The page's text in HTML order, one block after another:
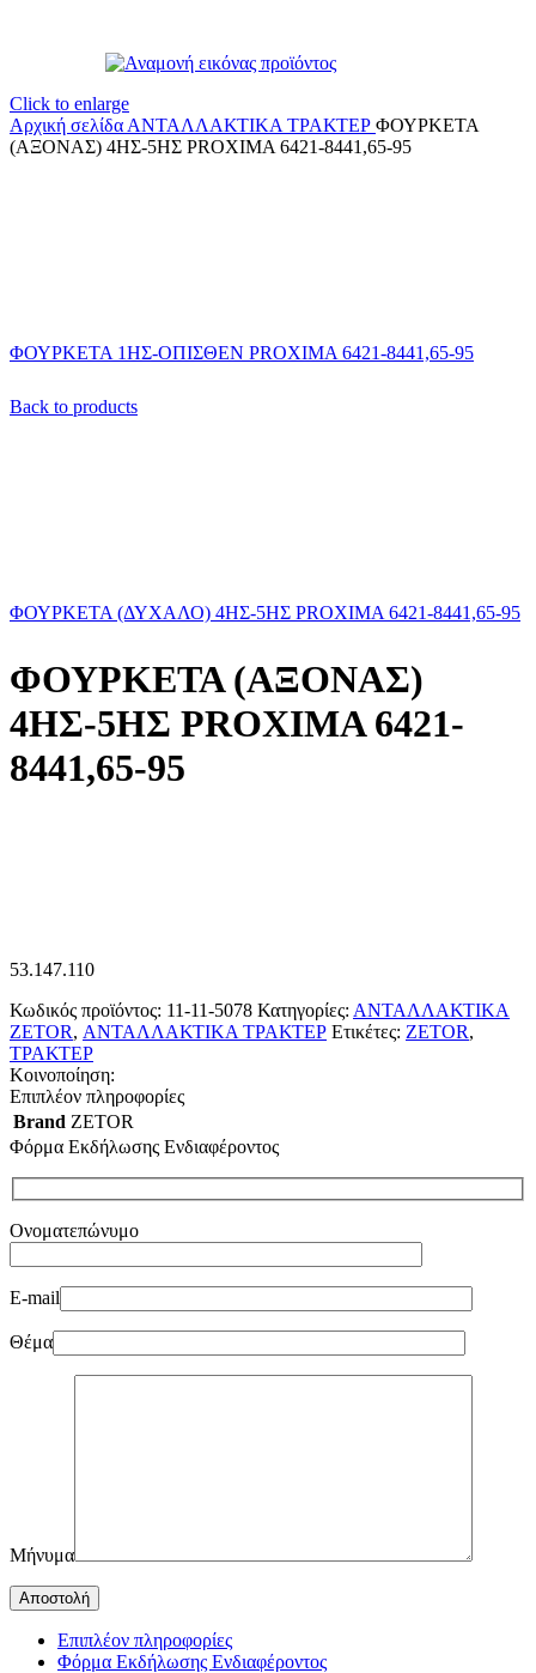
Click to enlarge
Αρχική σελίδα ΑΝΤΑΛΛΑΚΤΙΚΑ ΤΡΑΚΤΕΡ ΦΟΥΡΚΕΤΑ
(ΑΞΟΝΑΣ) 4ΗΣ-5ΗΣ PROXIMA 6421-8441,65-95
ΦΟΥΡΚΕΤΑ 1ΗΣ-ΟΠΙΣΘΕΝ PROXIMA 6421-8441,65-95
Back to products
ΦΟΥΡΚΕΤΑ (ΔΥΧΑΛΟ) 4ΗΣ-5ΗΣ PROXIMA 6421-8441,65-95
ΦΟΥΡΚΕΤΑ (ΑΞΟΝΑΣ)
4ΗΣ-5ΗΣ PROXIMA 6421-
8441,65-95
53.147.110
Κωδικός προϊόντος: 11-11-5078 Κατηγορίες: ΑΝΤΑΛΛΑΚΤΙΚΑ
ZETOR, ΑΝΤΑΛΛΑΚΤΙΚΑ ΤΡΑΚΤΕΡ Ετικέτες: ZETOR,
ΤΡΑΚΤΕΡ
Κοινοποίηση:
Επιπλέον πληροφορίες
Brand ZETOR
Φόρμα Εκδήλωσης Ενδιαφέροντος
Ονοματεπώνυμο
E-mail
Θέμα
Μήνυμα
Επιπλέον πληροφορίες
Φόρμα Εκδήλωσης Ενδιαφέροντος